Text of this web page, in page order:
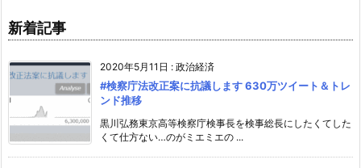
新着記事
2020年5月11日 : 政治経済
#検察庁法改正案に抗議します 630万ツイート＆トレ
ンド推移
黒川弘務東京高等検察庁検事長を検事総長にしたくてした
くて仕方ない…のがミエミエの ...